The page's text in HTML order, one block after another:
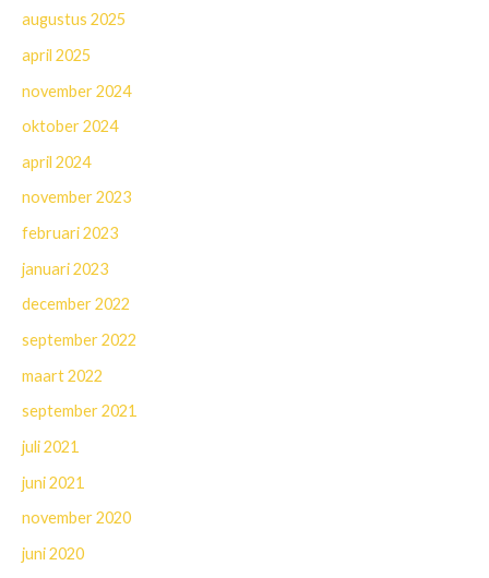
augustus 2025
april 2025
november 2024
oktober 2024
april 2024
november 2023
februari 2023
januari 2023
december 2022
september 2022
maart 2022
september 2021
juli 2021
juni 2021
november 2020
juni 2020